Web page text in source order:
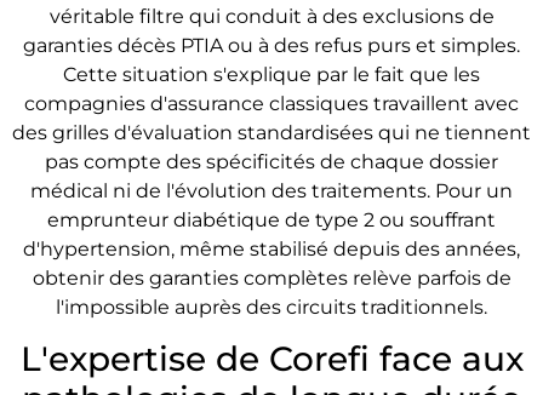
véritable filtre qui conduit à des exclusions de
garanties décès PTIA ou à des refus purs et simples.
Cette situation s'explique par le fait que les
compagnies d'assurance classiques travaillent avec
des grilles d'évaluation standardisées qui ne tiennent
pas compte des spécificités de chaque dossier
médical ni de l'évolution des traitements. Pour un
emprunteur diabétique de type 2 ou souffrant
d'hypertension, même stabilisé depuis des années,
obtenir des garanties complètes relève parfois de
l'impossible auprès des circuits traditionnels.
L'expertise de Corefi face aux